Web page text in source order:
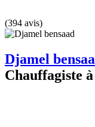
(394 avis)
Djamel
Chauffagiste